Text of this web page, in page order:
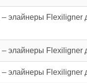
элайнеры Flexiligner
элайнеры Flexiligner
элайнеры Flexiligner